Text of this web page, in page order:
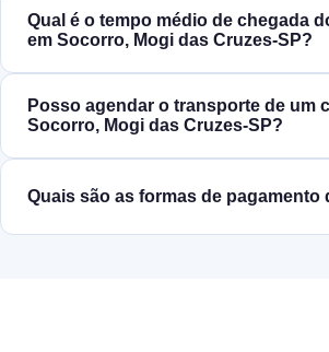
Qual é o tempo médio de chegada
em Socorro, Mogi das Cruzes‑SP?
Posso agendar o transporte de um
Socorro, Mogi das Cruzes‑SP?
Quais são as formas de pagamento